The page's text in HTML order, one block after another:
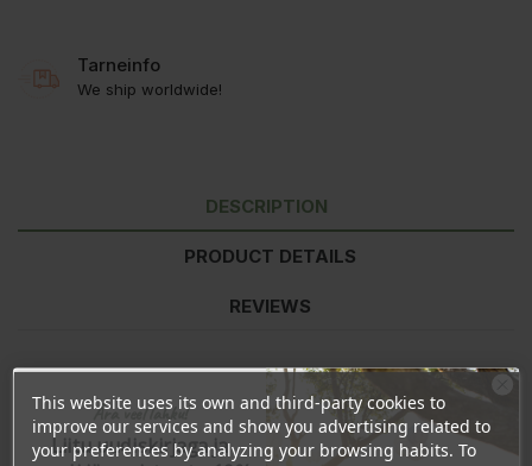
Tarneinfo
We ship worldwide!
DESCRIPTION
PRODUCT DETAILS
REVIEWS
Nutritional values
per 100g
This website uses its own and third-party cookies to
improve our services and show you advertising related to
your preferences by analyzing your browsing habits. To
Ära veel lahku!
Liitu uudiskirjaga ja